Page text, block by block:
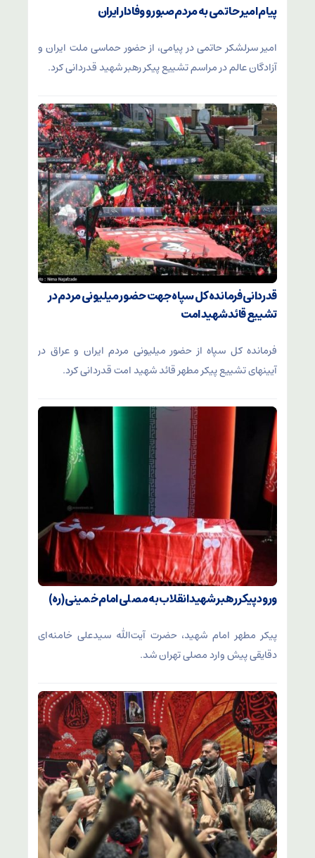
پیام امیر حاتمی به مردم صبور و وفادار ایران
امیر سرلشکر حاتمی در پیامی، از حضور حماسی ملت ایران و
آزادگان عالم در مراسم تشییع پیکر رهبر شهید قدردانی کرد.
قدردانی فرمانده کل سپاه جهت حضور میلیونی مردم در
تشییع قائد شهید امت
فرمانده کل سپاه از حضور میلیونی مردم ایران و عراق در
آیینهای تشییع پیکر مطهر قائد شهید امت قدردانی کرد.
ورود پیکر رهبر شهید انقلاب به مصلی امام خمینی (ره)
پیکر مطهر امام شهید،‌ حضرت آیت‌الله سیدعلی خامنه‌ای
دقایقی پیش وارد مصلی تهران شد.